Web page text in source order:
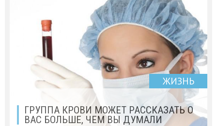
ЖИЗНЬ
ГРУППА КРОВИ МОЖЕТ РАССКАЗАТЬ О
ВАС БОЛЬШЕ, ЧЕМ ВЫ ДУМАЛИ